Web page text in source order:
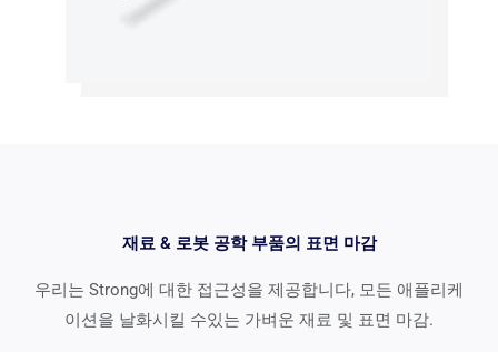
재료 & 로봇 공학 부품의 표면 마감
우리는 Strong에 대한 접근성을 제공합니다, 모든 애플리케
이션을 날화시킬 수있는 가벼운 재료 및 표면 마감.